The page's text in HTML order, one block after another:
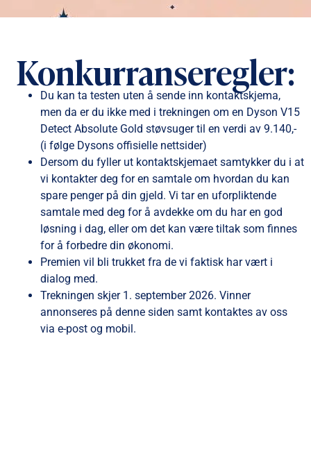
Konkurranseregler:
Du kan ta testen uten å sende inn kontaktskjema,
men da er du ikke med i trekningen om en Dyson V15
Detect Absolute Gold støvsuger til en verdi av 9.140,-
(i følge Dysons offisielle nettsider)
Dersom du fyller ut kontaktskjemaet samtykker du i at
vi kontakter deg for en samtale om hvordan du kan
spare penger på din gjeld. Vi tar en uforpliktende
samtale med deg for å avdekke om du har en god
løsning i dag, eller om det kan være tiltak som finnes
for å forbedre din økonomi.
Premien vil bli trukket fra de vi faktisk har vært i
dialog med.
Trekningen skjer 1. september 2026. Vinner
annonseres på denne siden samt kontaktes av oss
via e-post og mobil.